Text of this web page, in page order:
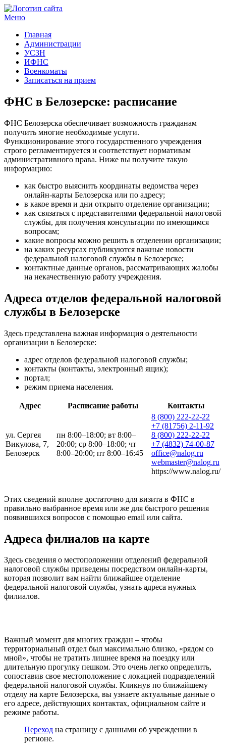
Меню
Главная
Администрации
УСЗН
ИФНС
Военкоматы
Записаться на прием
ФНС в Белозерске: расписание
ФНС Белозерска обеспечивает возможность гражданам
получить многие необходимые услуги.
Функционирование этого государственного учреждения
строго регламентируется и соответствует нормативам
административного права. Ниже вы получите такую
информацию:
как быстро выяснить координаты ведомства через
онлайн-карты Белозерска или по адресу;
в какое время и дни открыто отделение организации;
как связаться с представителями федеральной налоговой
службы, для получения консультации по имеющимся
вопросам;
какие вопросы можно решить в отделении организации;
на каких ресурсах публикуются важные новости
федеральной налоговой службы в Белозерске;
контактные данные органов, рассматривающих жалобы
на некачественную работу учреждения.
Адреса отделов федеральной налоговой
службы в Белозерске
Здесь представлена важная информация о деятельности
организации в Белозерске:
адрес отделов федеральной налоговой службы;
контакты (контакты, электронный ящик);
портал;
режим приема населения.
Адрес Расписание работы Контакты
ул. Сергея
Викулова, 7,
Белозерск
пн 8:00–18:00; вт 8:00–
20:00; ср 8:00–18:00; чт
8:00–20:00; пт 8:00–16:45
8 (800) 222-22-22
+7 (81756) 2-11-92
8 (800) 222-22-22
+7 (4832) 74-00-87
office@nalog.ru
webmaster@nalog.ru
https://www.nalog.ru/
Этих сведений вполне достаточно для визита в ФНС в
правильно выбранное время или же для быстрого решения
появившихся вопросов с помощью email или сайта.
Адреса филиалов на карте
Здесь сведения о местоположении отделений федеральной
налоговой службы приведены посредством онлайн-карты,
которая позволит вам найти ближайшее отделение
федеральной налоговой службы, узнать адреса нужных
филиалов.
Важный момент для многих граждан – чтобы
территориальный отдел был максимально близко, «рядом со
мной», чтобы не тратить лишнее время на поездку или
длительную прогулку пешком. Это очень легко определить,
сопоставив свое местоположение с локацией подразделений
федеральной налоговой службы. Кликнув по ближайшему
отделу на карте Белозерска, вы узнаете актуальные данные о
его адресе, действующих контактах, официальном сайте и
режиме работы.
Переход на страницу с данными об учреждении в
регионе.